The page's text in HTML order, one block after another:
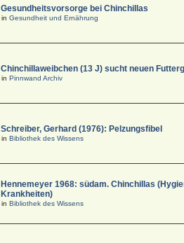
Gesundheitsvorsorge bei Chinchillas
inGesundheit und Ernährung
Chinchillaweibchen (13 J) sucht neuen
inPinnwand Archiv
Schreiber, Gerhard (1976): Pelzungsfibel
inBibliothek des Wissens
Hennemeyer 1968: südam. Chinchillas
Krankheiten)
inBibliothek des Wissens